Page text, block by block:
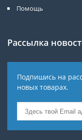
Помощь
Рассылка
Подпишись на
новых товарах.